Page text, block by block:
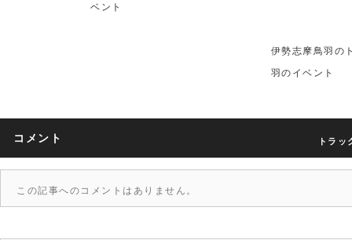
ベント
伊勢志摩鳥羽の
羽のイベント
コメント トラ
この記事へのコメントはありません。